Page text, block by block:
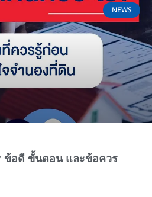
NEWS
ข้อดี ขั้นตอน และข้อควร